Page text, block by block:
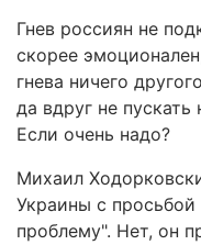
Гнев россиян не
скорее
гнева ничего
да вдруг не
Если очень надо?
Михаил
Украины с
проблему". Нет, он